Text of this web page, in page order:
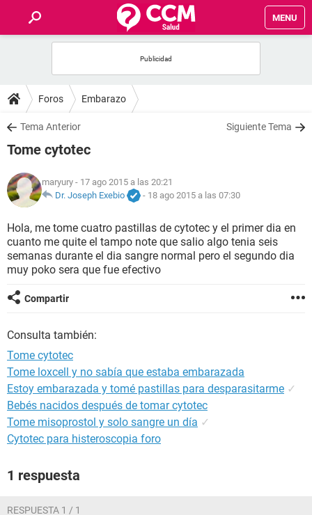
MENU
FOROS
SALUD
NUTRICIÓN
BIENESTAR
SEXUALIDAD
GLOSARIO
Foros Embarazo
Tema Anterior Siguiente Tema
Tome cytotec
maryury - 17 ago 2015 a las 20:21
Dr. Joseph Exebio
- 18 ago 2015 a las 07:30
Hola, me tome cuatro pastillas de cytotec y el primer dia en
cuanto me quite el tampo note que salio algo tenia seis
semanas durante el dia sangre normal pero el segundo dia
muy poko sera que fue efectivo
Compartir
Consulta también:
Tome cytotec
Tome loxcell y no sabía que estaba embarazada
Estoy embarazada y tomé pastillas para desparasitarme ✓
Bebés nacidos después de tomar cytotec
Tome misoprostol y solo sangre un día ✓
Cytotec para histeroscopia foro
1 respuesta
RESPUESTA 1 / 1